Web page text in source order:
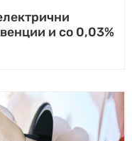
и со 0,03%